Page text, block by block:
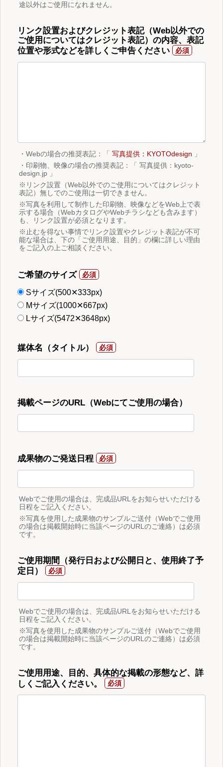
途以外はご使用になれません。
リンク設置およびクレジット表記（Web以外での
ご使用についてはクレジット表記）の内容、表記
位置や形式などを詳しくご申告ください
・Webの場合の推奨表記：「 写真提供：KYOTOdesign 」
・印刷物、映像の場合の推奨表記：「 写真提供：kyoto-
design.jp 」
※リンク設置（Web以外でのご使用についてはクレジット
表記）無しでのご使用は一切できません。
※写真を利用して制作した印刷物、映像などをWeb上で表
示する場合（WebカタログやWebチラシなども含みます）
も、リンク設置が必須となります。
※止むを得ない事情でリンク設置やクレジット表記が不可
能な場合は、下の「ご使用用途、目的」の欄に詳しい理由
をご記入の上ご相談ください。
ご希望のサイズ
Sサイズ(500✕333px)
Mサイズ(1000✕667px)
Lサイズ(5472✕3648px)
媒体名（タイトル）
掲載ページのURL（Webにてご使用の場合）
成果物のご発送日程
Webでご使用の場合は、完成品URLをお知らせいただける
日程をご記入ください。
※写真を使用した成果物のサンプルご送付（Webでご使用
の場合は掲載開始時に当該ページのURLのご連絡）は必須
です。
ご使用期間（発行日および公開日と、使用終了予
定日）
Webでご使用の場合は、完成品URLをお知らせいただける
日程をご記入ください。
※写真を使用した成果物のサンプルご送付（Webでご使用
の場合は掲載開始時に当該ページのURLのご連絡）は必須
です。
ご使用用途、目的、具体的な掲載の形態など、詳
しくご記入ください。